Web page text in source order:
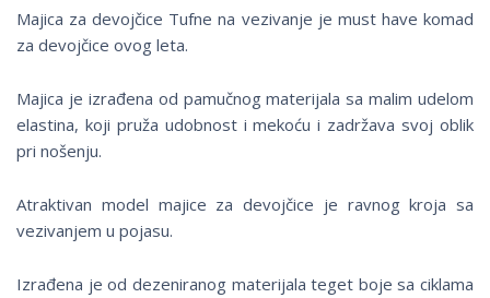
Majica za devojčice Tufne na vezivanje je must have komad
za devojčice ovog leta.
Majica je izrađena od pamučnog materijala sa malim udelom
elastina, koji pruža udobnost i mekoću i zadržava svoj oblik
pri nošenju.
Atraktivan model majice za devojčice je ravnog kroja sa
vezivanjem u pojasu.
Izrađena je od dezeniranog materijala teget boje sa ciklama